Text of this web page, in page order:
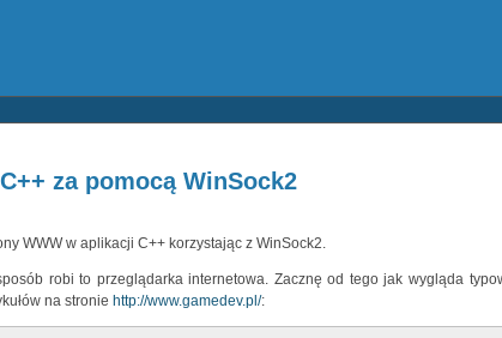
za pomocą WinSock2
WWW w aplikacji C++ korzystając z WinSock2.
robi to przeglądarka internetowa. Zacznę od tego jak wygląda
na stronie http://www.gamedev.pl/: